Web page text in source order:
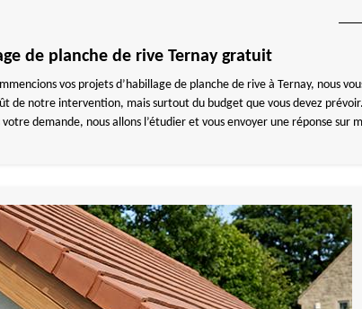
de planche de rive Ternay gratuit
vos projets d’habillage de planche de rive à Ternay, nous
de notre intervention, mais surtout du budget que vous devez
demande, nous allons l’étudier et vous envoyer une réponse sur